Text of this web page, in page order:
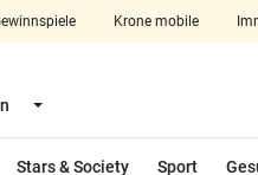
Krone mobile
Menü aufklappen
Stars & Society Sport